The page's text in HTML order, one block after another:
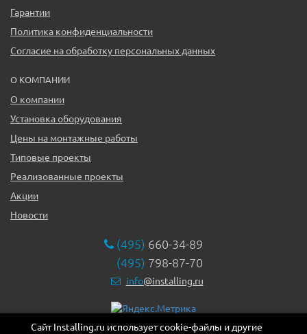
Гарантии
Политика конфиденциальности
Согласие на обработку персональных данных
О КОМПАНИИ
О компании
Установка оборудования
Цены на монтажные работы
Типовые проекты
Реализованные проекты
Акции
Новости
(495) 660-34-89
(495) 798-87-70
info@installing.ru
119331, г. Москва ул. Марии Ульяновой дом 17а, этаж 2,
Сайт Installing.ru использует cookie-файлы и другие